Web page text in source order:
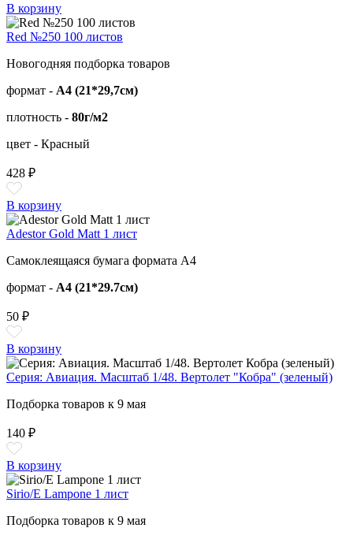
В корзину
Red №250 100 листов
Новогодняя подборка товаров
формат - А4 (21*29,7см)
плотность - 80г/м2
цвет - Красный
428 ₽
В корзину
Adestor Gold Matt 1 лист
Самоклеящаяся бумага формата А4
формат - А4 (21*29.7см)
50 ₽
В корзину
Серия: Авиация. Масштаб 1/48. Вертолет "Кобра" (зеленый)
Подборка товаров к 9 мая
140 ₽
В корзину
Sirio/E Lampone 1 лист
Подборка товаров к 9 мая